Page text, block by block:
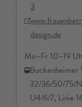
3
design.de
Mo–Fr 10–19
Bockenheimer
32/36/50/75/
U4/6/7, Linie